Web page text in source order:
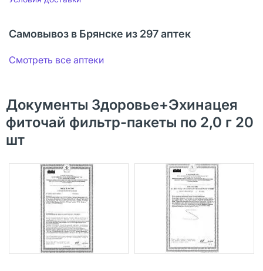
Самовывоз в Брянске из 297 аптек
Смотреть все аптеки
Документы Здоровье+Эхинацея
фиточай фильтр-пакеты по 2,0 г 20
шт